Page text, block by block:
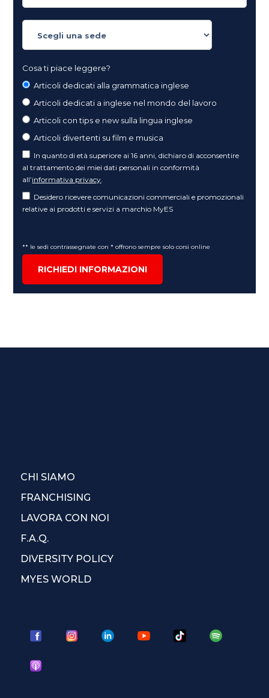
Cosa ti piace leggere?
Articoli dedicati alla grammatica inglese
Articoli dedicati a inglese nel mondo del lavoro
Articoli con tips e new sulla lingua inglese
Articoli divertenti su film e musica
In quanto di età superiore ai 16 anni, dichiaro di acconsentire
al trattamento dei miei dati personali in conformità
all’informativa privacy
Desidero ricevere comunicazioni commerciali e promozionali
relative ai prodotti e servizi a marchio MyES
** le sedi contrassegnate con * offrono sempre solo corsi online
RICHIEDI INFORMAZIONI
CHI SIAMO
FRANCHISING
LAVORA CON NOI
F.A.Q.
DIVERSITY POLICY
MYES WORLD